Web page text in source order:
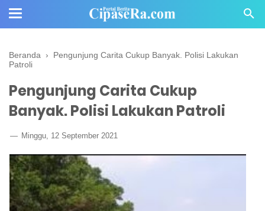
Beranda › Pengunjung Carita Cukup Banyak. Polisi Lakukan
Patroli
Pengunjung Carita Cukup
Banyak. Polisi Lakukan Patroli
Minggu, 12 September 2021